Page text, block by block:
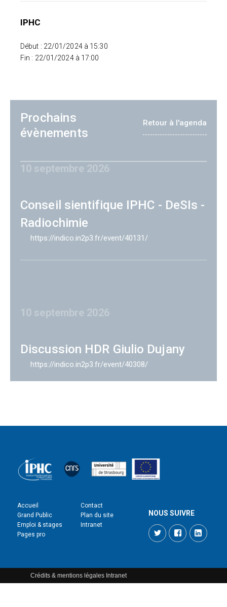
IPHC
Début : 22/01/2024 à 15:30
Fin : 22/01/2024 à 17:00
Prochains
évènements
Retour à l'agenda
10 septembre 2026
Conseil sientifique IPHC - DeSIs -
Radiochimie
https://indico.in2p3.fr/event/40131/
10 septembre 2026
Discussion HDR Giulio Dujany
https://indico.in2p3.fr/event/40308/
Accueil
Grand Public
Emploi & stages
Pages pro
Contact
Plan du site
Intranet
NOUS SUIVRE
TwitterFacebook
Crédits & mentions légales Intranet